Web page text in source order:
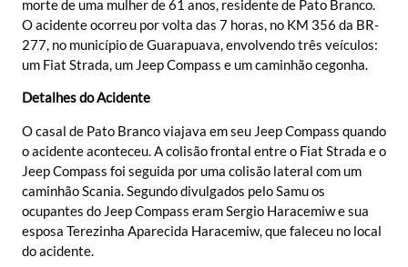
morte de uma mulher de 61 anos, residente de Pato Branco.
O acidente ocorreu por volta das 7 horas, no KM 356 da BR-
277, no município de Guarapuava, envolvendo três veículos:
um Fiat Strada, um Jeep Compass e um caminhão cegonha.
Detalhes do Acidente
O casal de Pato Branco viajava em seu Jeep Compass quando
o acidente aconteceu. A colisão frontal entre o Fiat Strada e o
Jeep Compass foi seguida por uma colisão lateral com um
caminhão Scania. Segundo divulgados pelo Samu os
ocupantes do Jeep Compass eram Sergio Haracemiw e sua
esposa Terezinha Aparecida Haracemiw, que faleceu no local
do acidente.